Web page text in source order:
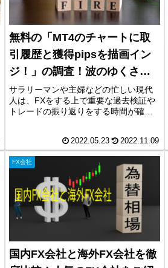
無料の「MT4のチャートに取
引履歴と獲得pipsを描画イン
ジ！」の調査！波のゆくさき
ΣArmada氏が開発！
サラリーマンや主婦などの忙しい現代
人は、FXをする上で重要な過去検証や
トレードの振り返りをする時間が確保
りを容易にする「MT4のチャートに取
引履歴と獲得pipsを描画インジ...
2022.05.23 2022.11.09
FX会社
国内FX会社と海外FX会社を徹